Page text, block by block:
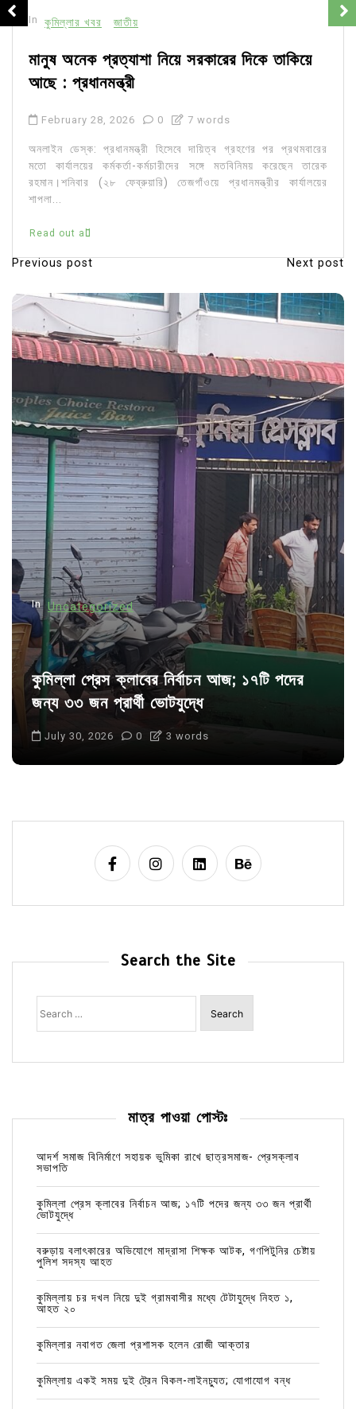
In কুমিল্লার খবর জাতীয়
মানুষ অনেক প্রত্যাশা নিয়ে সরকারের দিকে তাকিয়ে
আছে : প্রধানমন্ত্রী
February 28, 2026 0 7 words
অনলাইন ডেস্ক: প্রধানমন্ত্রী হিসেবে দায়িত্ব গ্রহণের পর প্রথমবারের
মতো কার্যালয়ের কর্মকর্তা-কর্মচারীদের সঙ্গে মতবিনিময় করেছেন তারেক
রহমান।শনিবার (২৮ ফেব্রুয়ারি) তেজগাঁওয়ে প্রধানমন্ত্রীর কার্যালয়ের
শাপলা...
Read out all
P
o
t
a
v
i
g
a
t
i
o
n
Previous post Next post
In Uncategorized
কুমিল্লা প্রেস ক্লাবের নির্বাচন আজ; ১৭টি পদের
জন্য ৩৩ জন প্রার্থী ভোটযুদ্ধে
July 30, 2026 0 3 words
Search the Site
Search
for:
মাত্র পাওয়া পোস্টঃ
আদর্শ সমাজ বিনির্মাণে সহায়ক ভুমিকা রাখে ছাত্রসমাজ- প্রেসক্লাব
সভাপতি
কুমিল্লা প্রেস ক্লাবের নির্বাচন আজ; ১৭টি পদের জন্য ৩৩ জন প্রার্থী
ভোটযুদ্ধে
বরুড়ায় বলাৎকারের অভিযোগে মাদ্রাসা শিক্ষক আটক, গণপিটুনির চেষ্টায়
পুলিশ সদস্য আহত
কুমিল্লায় চর দখল নিয়ে দুই গ্রামবাসীর মধ্যে টেটাযুদ্ধে নিহত ১,
আহত ২০
কুমিল্লার নবাগত জেলা প্রশাসক হলেন রোজী আক্তার
কুমিল্লায় একই সময় দুই ট্রেন বিকল-লাইনচ্যুত; যোগাযোগ বন্ধ